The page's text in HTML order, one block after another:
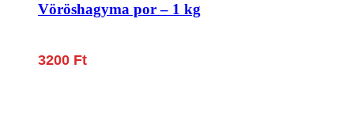
Vöröshagyma por – 1 kg
3200 Ft